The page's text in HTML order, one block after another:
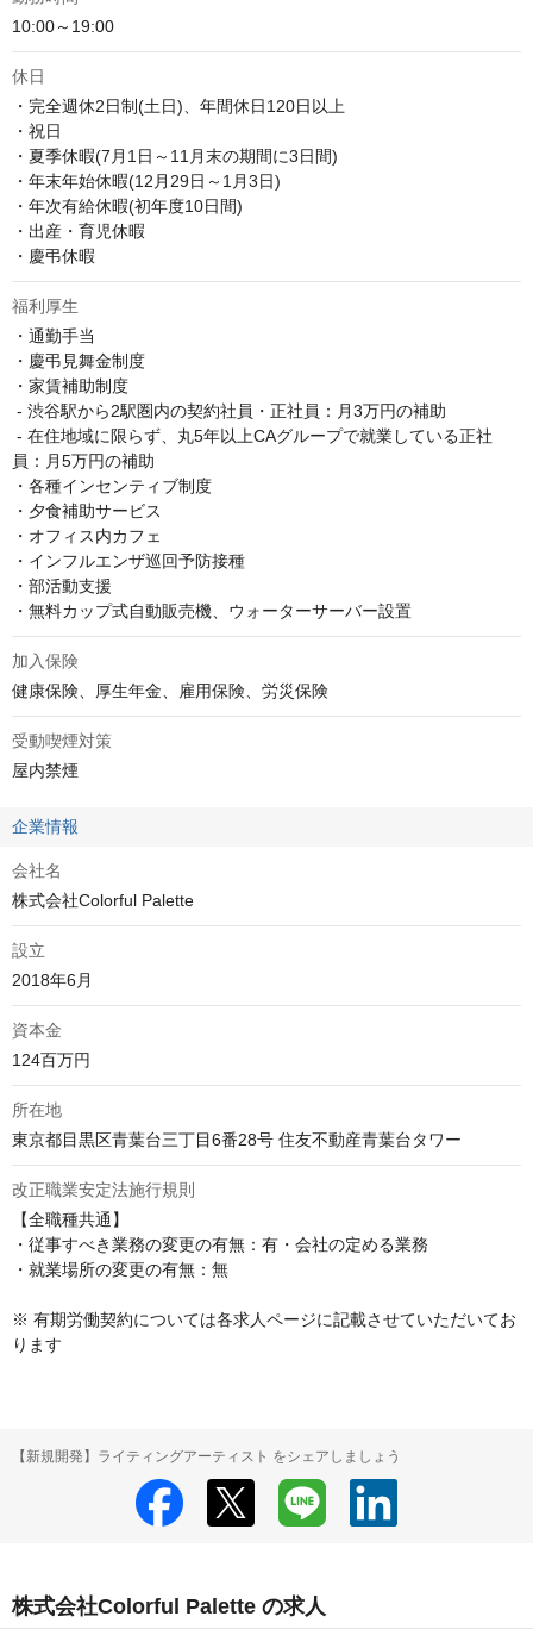
10:00～19:00
休日
・完全週休2日制(土日)、年間休日120日以上
・祝日
・夏季休暇(7月1日～11月末の期間に3日間)
・年末年始休暇(12月29日～1月3日)
・年次有給休暇(初年度10日間)
・出産・育児休暇
・慶弔休暇
福利厚生
・通勤手当
・慶弔見舞金制度
・家賃補助制度
員：月5万円の補助
・各種インセンティブ制度
・夕食補助サービス
・オフィス内カフェ
・インフルエンザ巡回予防接種
・部活動支援
・無料カップ式自動販売機、ウォーターサーバー設置
加入保険
健康保険、厚生年金、雇用保険、労災保険
受動喫煙対策
屋内禁煙
企業情報
会社名
株式会社Colorful Palette
設立
2018年6月
資本金
124百万円
所在地
東京都目黒区青葉台三丁目6番28号 住友不動産青葉台タワー
改正職業安定法施行規則
【全職種共通】
・従事すべき業務の変更の有無：有・会社の定める業務
・就業場所の変更の有無：無
※ 有期労働契約については各求人ページに記載させていただいてお
ります
【新規開発】ライティングアーティスト をシェアしましょう
株式会社Colorful Palette の求人